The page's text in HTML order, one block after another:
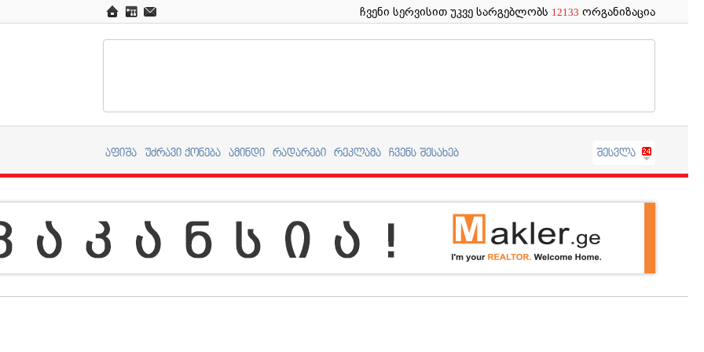
ჩვენი სერვისით უკვე სარგებლობს 12133 ორგანიზაცია
აფიშა უძრავი ქონება ამინდი რადარები რეკლამა ჩვენს შესახებ შესვლა